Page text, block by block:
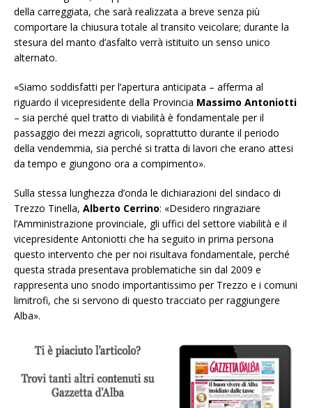
della carreggiata, che sarà realizzata a breve senza più
comportare la chiusura totale al transito veicolare; durante la
stesura del manto d’asfalto verrà istituito un senso unico
alternato.
«Siamo soddisfatti per l’apertura anticipata – afferma al
riguardo il vicepresidente della Provincia Massimo Antoniotti
– sia perché quel tratto di viabilità è fondamentale per il
passaggio dei mezzi agricoli, soprattutto durante il periodo
della vendemmia, sia perché si tratta di lavori che erano attesi
da tempo e giungono ora a compimento».
Sulla stessa lunghezza d’onda le dichiarazioni del sindaco di
Trezzo Tinella, Alberto Cerrino: «Desidero ringraziare
l’Amministrazione provinciale, gli uffici del settore viabilità e il
vicepresidente Antoniotti che ha seguito in prima persona
questo intervento che per noi risultava fondamentale, perché
questa strada presentava problematiche sin dal 2009 e
rappresenta uno snodo importantissimo per Trezzo e i comuni
limitrofi, che si servono di questo tracciato per raggiungere
Alba».